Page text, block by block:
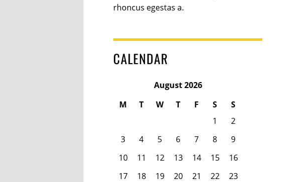
rhoncus egestas a.
CALENDAR
August 2026
M
T W T F S
S
1
2
3
4 5 6 7 8
9
10
11 12 13 14 15
16
17
18 19 20 21 22
23